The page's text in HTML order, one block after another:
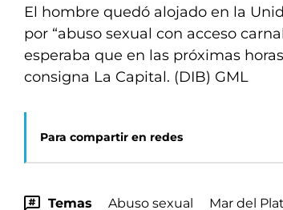
El hombre quedó alojado en la
por “abuso sexual con acceso
esperaba que en las próximas
consigna La Capital. (DIB) GML
Para compartir en redes
Temas Abuso sexual Mar del